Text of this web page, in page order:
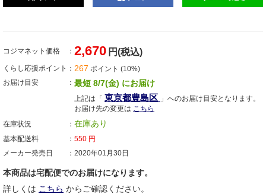
コジマネット価格 2,670 円(税込)
くらし応援ポイント 267 ポイント (10%)
お届け目安
最短 8/7(金) にお届け
上記は「 東京都豊島区 」へのお届け目安となります。
お届け先の変更は こちら
在庫状況
在庫あり
基本配送料 550 円
メーカー発売日
2020年01月30日
本商品は宅配便でのお届けになります。
詳しくは こちら からご確認ください。